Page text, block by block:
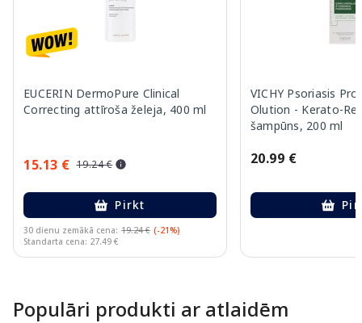
EUCERIN DermoPure Clinical
Correcting attīroša želeja, 400 ml
15.13 € 19.24 €
Pirkt
30 dienu zemākā cena: 19.24 € (-21%)
Standarta cena: 27.49 €
VICHY Psoriasis
Olution - Kerato-
šampūns, 200 ml
20.99 €
Populāri produkti ar atlaidēm